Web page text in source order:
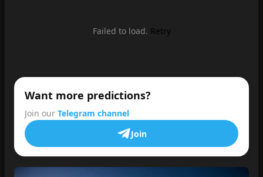
Failed to load. Retry
Want more predictions?
Join our Telegram channel
Join